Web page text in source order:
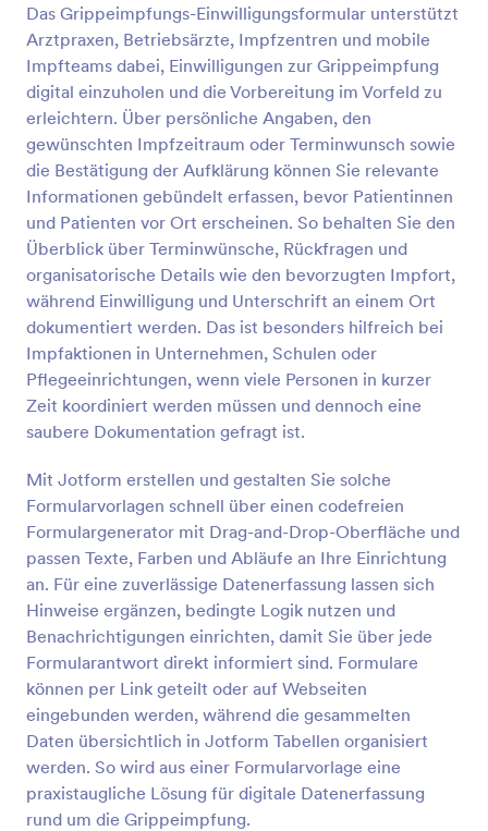
Das Grippeimpfungs-Einwilligungsformular unterstützt
Arztpraxen, Betriebsärzte, Impfzentren und mobile
Impfteams dabei, Einwilligungen zur Grippeimpfung
digital einzuholen und die Vorbereitung im Vorfeld zu
erleichtern. Über persönliche Angaben, den
gewünschten Impfzeitraum oder Terminwunsch sowie
die Bestätigung der Aufklärung können Sie relevante
Informationen gebündelt erfassen, bevor Patientinnen
und Patienten vor Ort erscheinen. So behalten Sie den
Überblick über Terminwünsche, Rückfragen und
organisatorische Details wie den bevorzugten Impfort,
während Einwilligung und Unterschrift an einem Ort
dokumentiert werden. Das ist besonders hilfreich bei
Impfaktionen in Unternehmen, Schulen oder
Pflegeeinrichtungen, wenn viele Personen in kurzer
Zeit koordiniert werden müssen und dennoch eine
saubere Dokumentation gefragt ist.
Mit Jotform erstellen und gestalten Sie solche
Formularvorlagen schnell über einen codefreien
Formulargenerator mit Drag-and-Drop-Oberfläche und
passen Texte, Farben und Abläufe an Ihre Einrichtung
an. Für eine zuverlässige Datenerfassung lassen sich
Hinweise ergänzen, bedingte Logik nutzen und
Benachrichtigungen einrichten, damit Sie über jede
Formularantwort direkt informiert sind. Formulare
können per Link geteilt oder auf Webseiten
eingebunden werden, während die gesammelten
Daten übersichtlich in Jotform Tabellen organisiert
werden. So wird aus einer Formularvorlage eine
praxistaugliche Lösung für digitale Datenerfassung
rund um die Grippeimpfung.
Vorschau
Formular Zur Psychologischen Beurteilung
Ein psychologisches Beurteilungsformular wird von
psychologischen Fachkräften verwendet, um die
psychische Gesundheit ihrer Patienten zu
beurteilen.
Go to Category:
Medizinische Einverständniserklärungen
Vorlage verwenden
Vorschau